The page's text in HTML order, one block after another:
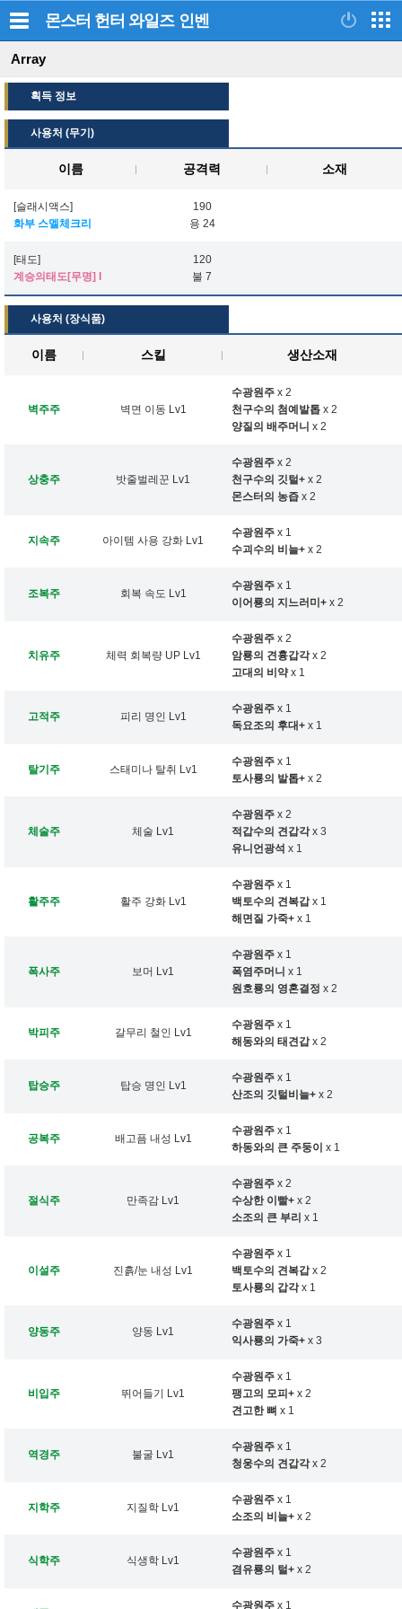
몬스터 헌터 와일즈 인벤
Array
획득 정보
사용처 (무기)
이름 공격력 소재
[슬래시액스]
화부 스멜체크리
190
용 24
[태도]
계승의태도[무명] I
120
불 7
사용처 (장식품)
이름 스킬 생산소재
벽주주 벽면 이동 Lv1
수광원주 x 2
천구수의 첨예발톱 x 2
양질의 배주머니 x 2
상충주 밧줄벌레꾼 Lv1
수광원주 x 2
천구수의 깃털+ x 2
몬스터의 농즙 x 2
지속주 아이템 사용 강화 Lv1
수광원주 x 1
수괴수의 비늘+ x 2
조복주 회복 속도 Lv1
수광원주 x 1
이어룡의 지느러미+ x 2
치유주 체력 회복량 UP Lv1
수광원주 x 2
암룡의 견흉갑각x 2
고대의 비약x 1
고적주 피리 명인 Lv1
수광원주 x 1
독요조의 후대+ x 1
탈기주 스태미나 탈취 Lv1
수광원주 x 1
토사룡의 발톱+ x 2
체술주 체술 Lv1
수광원주 x 2
적갑수의 견갑각x 3
유니언광석 x 1
활주주 활주 강화 Lv1
수광원주 x 1
백토수의 견복갑x 1
해면질 가죽+ x 1
폭사주 보머 Lv1
수광원주 x 1
폭염주머니 x 1
원호룡의 영혼결정 x 2
박피주 갈무리 철인 Lv1
수광원주 x 1
해동와의 태견갑x 2
탑승주 탑승 명인 Lv1
수광원주 x 1
산조의 깃털비늘+ x 2
공복주 배고픔 내성 Lv1
수광원주 x 1
하동와의 큰 주둥이 x 1
절식주 만족감 Lv1
수광원주 x 2
수상한 이빨+ x 2
소조의 큰 부리 x 1
이설주 진흙/눈 내성 Lv1
수광원주 x 1
백토수의 견복갑x 2
토사룡의 갑각x 1
양동주 양동 Lv1
수광원주 x 1
익사룡의 가죽+ x 3
비입주 뛰어들기 Lv1
수광원주 x 1
팽고의 모피+ x 2
견고한 뼈 x 1
역경주 불굴 Lv1
수광원주 x 1
청웅수의 견갑각x 2
지학주 지질학 Lv1
수광원주 x 1
소조의 비늘+ x 2
식학주 식생학 Lv1
수광원주 x 1
겸유룡의 털+ x 2
수광원주 x 1